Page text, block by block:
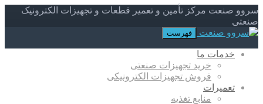
سروو صنعت مرکز تأمین و تعمیر قطعات و تجهیزات الکترونیک
صنعتی
فهرست
خدمات ما
خرید تجهیزات صنعتی
فروش تجهیزات الکترونیکی
تعمیرات
منابع تغذیه